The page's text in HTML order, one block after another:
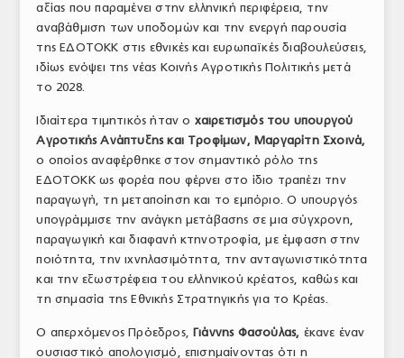
αξίας που παραμένει στην ελληνική περιφέρεια, την
αναβάθμιση των υποδομών και την ενεργή παρουσία
της ΕΔΟΤΟΚΚ στις εθνικές και ευρωπαϊκές διαβουλεύσεις,
ιδίως ενόψει της νέας Κοινής Αγροτικής Πολιτικής μετά
το 2028.
Ιδιαίτερα τιμητικός ήταν ο χαιρετισμός του υπουργού
Αγροτικής Ανάπτυξης και Τροφίμων, Μαργαρίτη Σχοινά,
ο οποίος αναφέρθηκε στον σημαντικό ρόλο της
ΕΔΟΤΟΚΚ ως φορέα που φέρνει στο ίδιο τραπέζι την
παραγωγή, τη μεταποίηση και το εμπόριο. Ο υπουργός
υπογράμμισε την ανάγκη μετάβασης σε μια σύγχρονη,
παραγωγική και διαφανή κτηνοτροφία, με έμφαση στην
ποιότητα, την ιχνηλασιμότητα, την ανταγωνιστικότητα
και την εξωστρέφεια του ελληνικού κρέατος, καθώς και
τη σημασία της Εθνικής Στρατηγικής για το Κρέας.
Ο απερχόμενος Πρόεδρος, Γιάννης Φασούλας, έκανε έναν
ουσιαστικό απολογισμό, επισημαίνοντας ότι η